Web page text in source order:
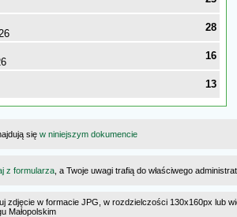
28
16
13
się w niniejszym dokumencie
z formularza , a Twoje uwagi trafią do właściwego
zdjęcie w formacie JPG, w rozdzielczości 130x160px lub
Małopolskim